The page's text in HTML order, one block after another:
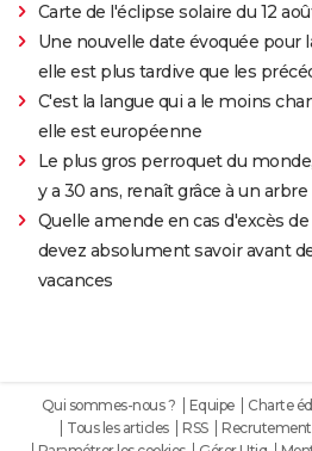
Carte de l'éclipse solaire du 12
Une nouvelle date évoquée pour
elle est plus tardive que les
C'est la langue qui a le moins
elle est européenne
Le plus gros perroquet du
y a 30 ans, renaît grâce à un arbre
Quelle amende en cas d'excès
devez absolument savoir avant
vacances
Qui sommes-nous ? Equipe Charte
Tous les articles
RSS Recrutement